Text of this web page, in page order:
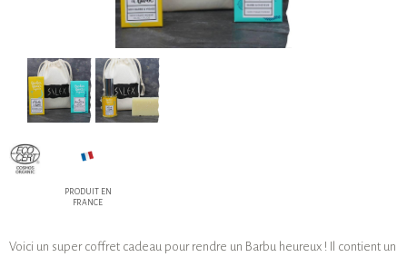
PRODUIT EN
FRANCE
Voici un super coffret cadeau pour rendre un Barbu heureux ! Il contient un